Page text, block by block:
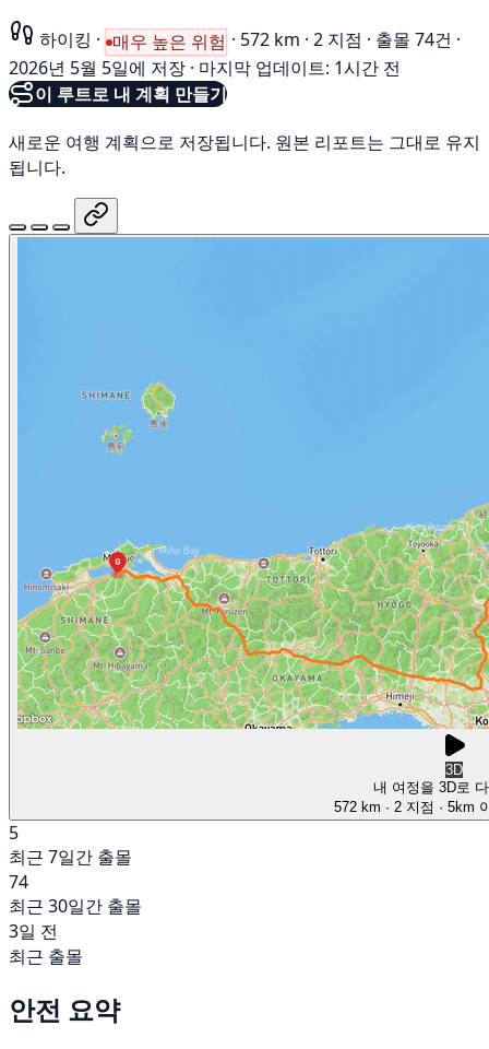
하이킹 · 매우 높은 위험 · 572 km · 2 지점 · 출몰 74건 ·
2026년 5월 5일에 저장 · 마지막 업데이트: 1시간 전
이 루트로 내 계획 만들기
새로운 여행 계획으로 저장됩니다. 원본 리포트는 그대로 유지
됩니다.
3D
내 여정을 3D로
572 km · 2 지점 · 5km
5
최근 7일간 출몰
74
최근 30일간 출몰
3일 전
최근 출몰
안전 요약